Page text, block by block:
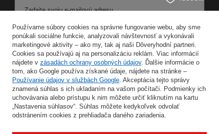
Zadajte svoju e-mailovú adresu
Súhlasím so spracovaním svojich osobných údajov na účely a v rozsahu služby Newsletter v
ULOŽIŤ
INFORMÁCIE
Používame súbory cookies na správne fungovanie webu, aby sme
ponúkali sociálne funkcie, analyzovali návštevnosť a vykonávali
marketingové aktivity – ako my, tak aj naši Dôveryhodní partneri.
Cookies sa používajú aj na personalizáciu reklám. Viac informácií
nájdete v zásadách ochrany osobných údajov. Ďalšie informácie o
tom, ako Google používa získané údaje, nájdete na stránke –
Používanie údajov v službách Google. Akceptácia tejto správy
znamená súhlas s ich ukladaním na vašom počítači. Podmienky ich
uchovávania alebo prístupu k nim môžete určiť kliknutím na kartu
„Nastavenia súhlasov“. Súhlas môžete kedykoľvek odvolať
odstránením cookies z prehliadača daného zariadenia.